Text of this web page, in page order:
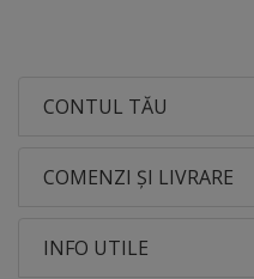
CONTUL TĂU
COMENZI ȘI LIVRARE
INFO UTILE